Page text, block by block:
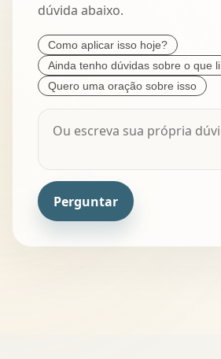
dúvida abaixo.
Como aplicar isso hoje?
Ainda tenho dúvidas sobre o que li
Quero uma oração sobre isso
Perguntar